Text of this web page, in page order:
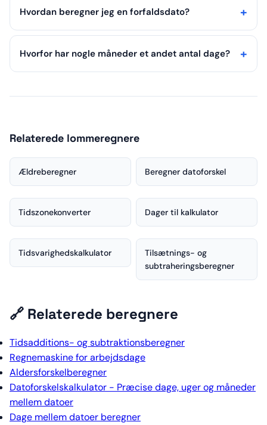
Hvordan beregner jeg en forfaldsdato?
Hvorfor har nogle måneder et andet antal dage?
Relaterede lommeregnere
Ældreberegner Beregner datoforskel
Tidszonekonverter Dager til kalkulator
Tidsvarighedskalkulator
Tilsætnings- og
subtraheringsberegner
🔗 Relaterede beregnere
Tidsadditions- og subtraktionsberegner
Regnemaskine for arbejdsdage
Aldersforskelberegner
Datoforskelskalkulator - Præcise dage, uger og måneder
mellem datoer
Dage mellem datoer beregner